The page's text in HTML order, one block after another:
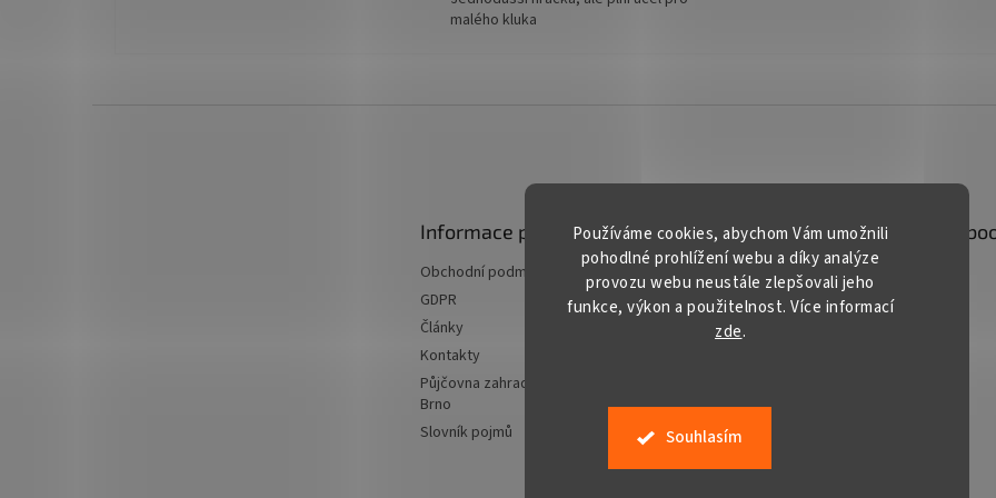
Používáme cookies, abychom Vám umožnili
pohodlné prohlížení webu a díky analýze
provozu webu neustále zlepšovali jeho
funkce, výkon a použitelnost. Více informací
zde.
Souhlasím
malého kluka
Informace pro vás
Obchodní podmínky
GDPR
Články
Kontakty
Půjčovna zahradní techniky
Brno
Slovník pojmů
Kontakt
prodej@ gardentech.cz
+420 548 531 294
+420 777 228 328